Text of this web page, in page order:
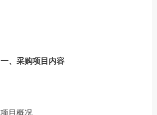
一、采购项目内容
项目概况